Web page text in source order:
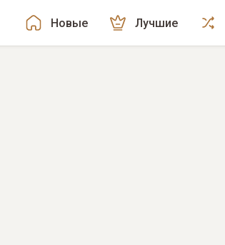
Новые Лучшие